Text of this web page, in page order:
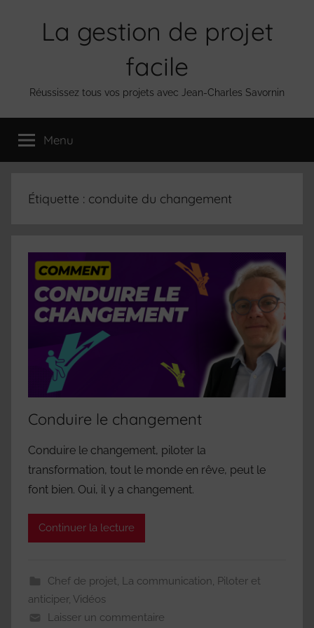
La gestion de projet
facile
Réussissez tous vos projets avec Jean-Charles Savornin
Menu
Étiquette : conduite du changement
Conduire le changement
Conduire le changement, piloter la
transformation, tout le monde en rêve, peut le
font bien. Oui, il y a changement.
Continuer la lecture
Chef de projet, La communication, Piloter et
anticiper, Vidéos
Laisser un commentaire